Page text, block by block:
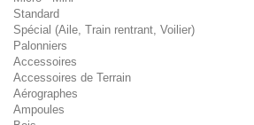
Standard
Spécial (Aile, Train rentrant, Voilier)
Palonniers
Accessoires
Accessoires de Terrain
Aérographes
Ampoules